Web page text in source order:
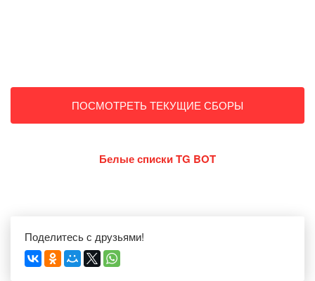
ПОСМОТРЕТЬ ТЕКУЩИЕ СБОРЫ
Белые списки TG BOT
Поделитесь с друзьями!